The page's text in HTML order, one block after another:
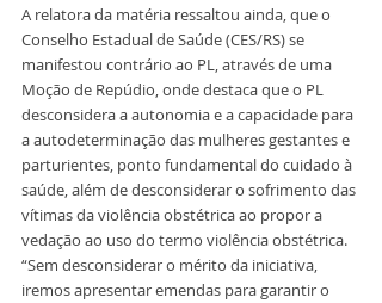
A relatora da matéria ressaltou ainda, que o
Conselho Estadual de Saúde (CES/RS) se
manifestou contrário ao PL, através de uma
Moção de Repúdio, onde destaca que o PL
desconsidera a autonomia e a capacidade para
a autodeterminação das mulheres gestantes e
parturientes, ponto fundamental do cuidado à
saúde, além de desconsiderar o sofrimento das
vítimas da violência obstétrica ao propor a
vedação ao uso do termo violência obstétrica.
“Sem desconsiderar o mérito da iniciativa,
iremos apresentar emendas para garantir o